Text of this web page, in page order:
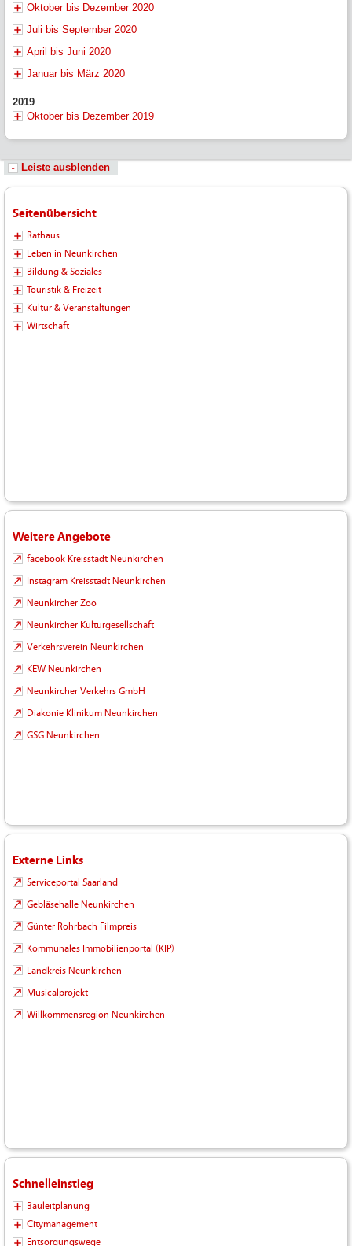
Oktober bis Dezember 2020
Juli bis September 2020
April bis Juni 2020
Januar bis März 2020
2019
Oktober bis Dezember 2019
Leiste ausblenden
Seitenübersicht
Rathaus
Leben in Neunkirchen
Bildung & Soziales
Touristik & Freizeit
Kultur & Veranstaltungen
Wirtschaft
Weitere Angebote
facebook Kreisstadt Neunkirchen
Instagram Kreisstadt Neunkirchen
Neunkircher Zoo
Neunkircher Kulturgesellschaft
Verkehrsverein Neunkirchen
KEW Neunkirchen
Neunkircher Verkehrs GmbH
Diakonie Klinikum Neunkirchen
GSG Neunkirchen
Externe Links
Serviceportal Saarland
Gebläsehalle Neunkirchen
Günter Rohrbach Filmpreis
Kommunales Immobilienportal (KIP)
Landkreis Neunkirchen
Musicalprojekt
Willkommensregion Neunkirchen
Schnelleinstieg
Bauleitplanung
Citymanagement
Entsorgungswege